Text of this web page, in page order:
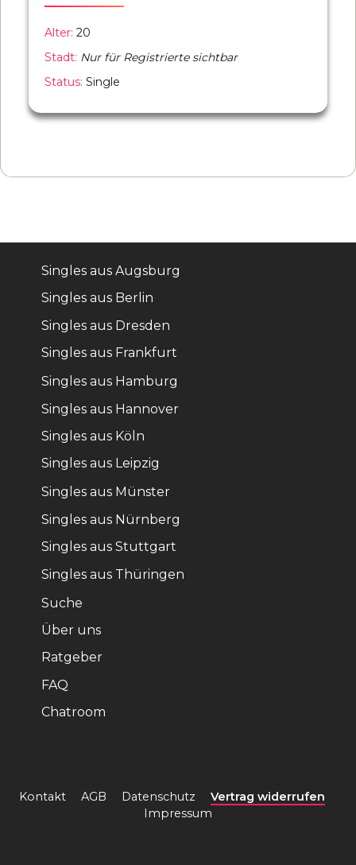
Alter: 20
Stadt: Nur für Registrierte sichtbar
Status: Single
Singles aus Augsburg
Singles aus Berlin
Singles aus Dresden
Singles aus Frankfurt
Singles aus Hamburg
Singles aus Hannover
Singles aus Köln
Singles aus Leipzig
Singles aus Münster
Singles aus Nürnberg
Singles aus Stuttgart
Singles aus Thüringen
Suche
Über uns
Ratgeber
FAQ
Chatroom
Kontakt AGB Datenschutz
Vertrag widerrufen
Impressum